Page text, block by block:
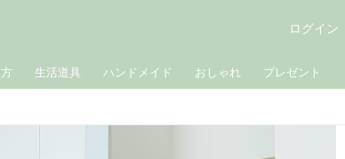
生活道具 ハンドメイド おしゃれ プレゼント
ログイン